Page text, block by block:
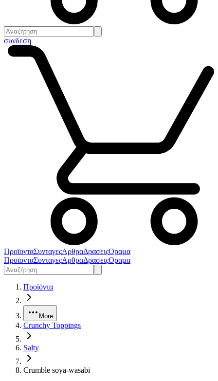
συνδεση
ΠροϊονταΣυνταγεςΑρθραΔρασειςΟραμα
ΠροϊονταΣυνταγεςΑρθραΔρασειςΟραμα
Προϊόντα
More
Crunchy Toppings
Salty
Crumble soya-wasabi